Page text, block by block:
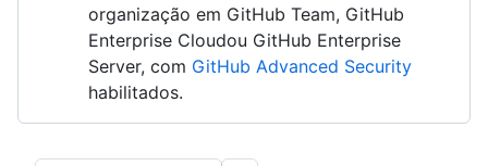
organização em GitHub Team, GitHub
Enterprise Cloudou GitHub Enterprise
Server, com GitHub Advanced Security
habilitados.